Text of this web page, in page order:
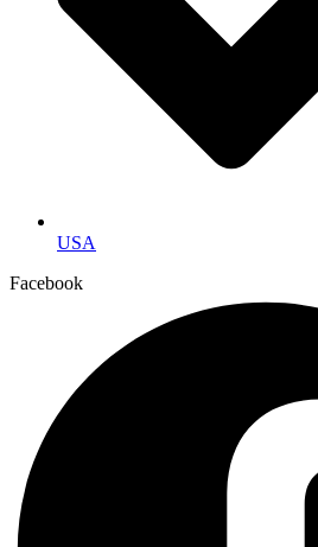
USA
Facebook